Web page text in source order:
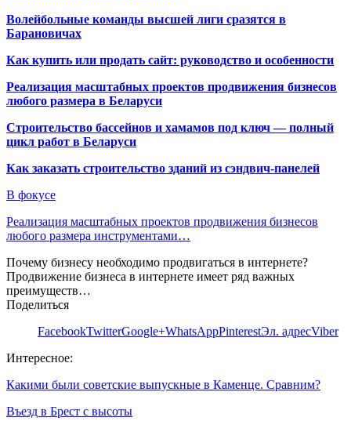
Волейбольные команды высшей лиги сразятся в
Барановичах
Как купить или продать сайт: руководство и особенности
Реализация масштабных проектов продвижения бизнесов
любого размера в Беларуси
Строительство бассейнов и хамамов под ключ — полный
цикл работ в Беларуси
Как заказать строительство зданий из сэндвич-панелей
В фокусе
Реализация масштабных проектов продвижения бизнесов
любого размера инструментами…
Почему бизнесу необходимо продвигаться в интернете?
Продвижение бизнеса в интернете имеет ряд важных
преимуществ…
Поделиться
FacebookTwitterGoogle+WhatsAppPinterestЭл. адресViber
Интересное:
Какими были советские выпускные в Каменце. Сравним?
Въезд в Брест с высоты